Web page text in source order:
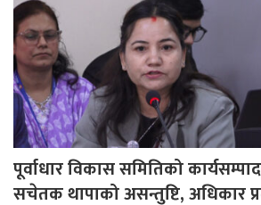
पूर्वाधार विकास समितिको
सचेतक थापाको असन्तुष्टि, अधिकार